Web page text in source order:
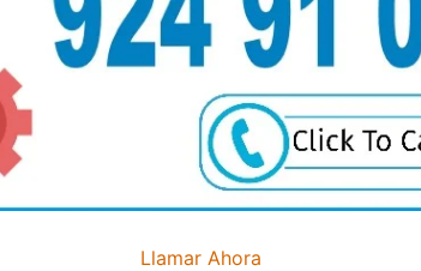
Llamar Ahora